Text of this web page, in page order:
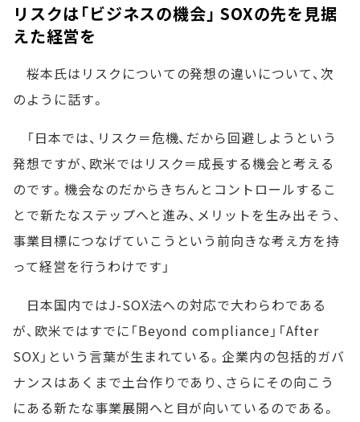
リスクは「ビジネスの機会」 SOXの先を見据
えた経営を
桜本氏はリスクについての発想の違いについて、次
のように話す。
「日本では、リスク＝危機、だから回避しようという
発想ですが、欧米ではリスク＝成長する機会と考える
のです。機会なのだからきちんとコントロールするこ
とで新たなステップへと進み、メリットを生み出そう、
事業目標につなげていこうという前向きな考え方を持
って経営を行うわけです」
日本国内ではJ-SOX法への対応で大わらわである
が、欧米ではすでに「Beyond compliance」「After
SOX」という言葉が生まれている。企業内の包括的ガバ
ナンスはあくまで土台作りであり、さらにその向こう
にある新たな事業展開へと目が向いているのである。